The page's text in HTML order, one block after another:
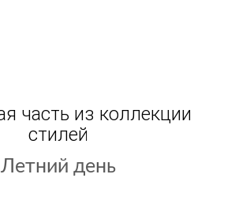
часть из коллекции
стилей
Летний день